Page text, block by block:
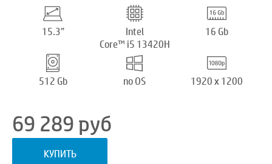
15.3”
Intel
Core™ i5 13420H
16 Gb
512 Gb no OS 1920 x 1200
69 289руб
КУПИТЬ